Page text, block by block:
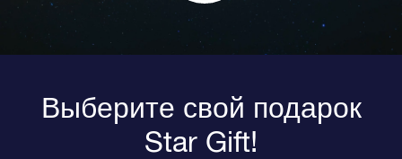
Выберите свой подарок
Star Gift!